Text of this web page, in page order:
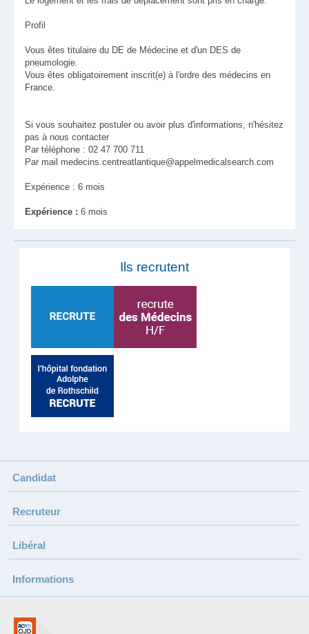
Profil
Vous êtes titulaire du DE de Médecine et d'un DES de
pneumologie.
Vous êtes obligatoirement inscrit(e) à l'ordre des médecins en
France.
Si vous souhaitez postuler ou avoir plus d'informations, n'hésitez
pas à nous contacter
Par téléphone : 02 47 700 711
Par mail medecins.centreatlantique@appelmedicalsearch.com
Expérience : 6 mois
Expérience : 6 mois
Ils recrutent
Candidat
Recruteur
Libéral
Informations